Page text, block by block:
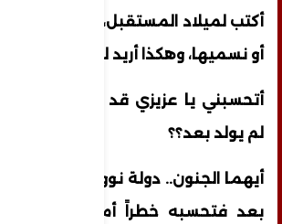
أكتب لميلاد المستقبل، فهكذا نريد
أو نسميها، وهكذا أريد للمستقبل أن
أتحسبني يا عزيزي قد جننت؟؟ أكتب
لم يولد بعد؟؟
أيهما الجنون.. دولة نووية تحارب طفلاً
بعد فتحسبه خطراً أمنياً، ويغدو